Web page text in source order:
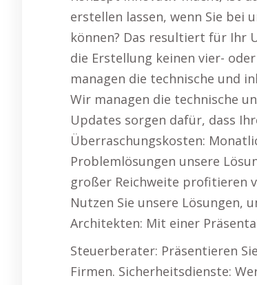
erstellen lassen, wenn Sie bei
können? Das resultiert für Ihr
die Erstellung keinen vier-
managen die technische und
Wir managen die technische
Updates sorgen dafür, dass
Überraschungskosten:
Problemlösungen unsere
großer Reichweite profitieren
Nutzen Sie unsere Lösungen,
Architekten: Mit einer
Steuerberater: Präsentieren
Firmen. Sicherheitsdienste: